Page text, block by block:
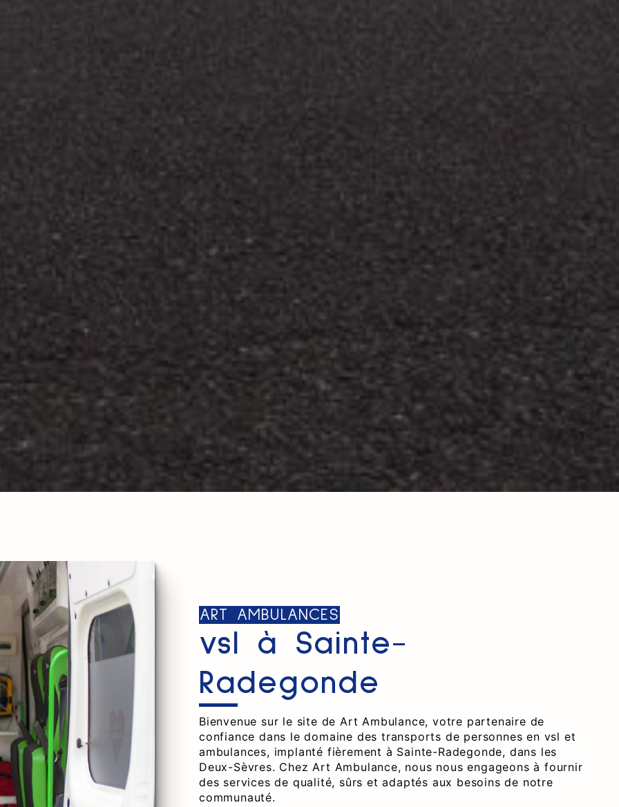
ART AMBULANCES
vsl à Sainte-
Radegonde
Bienvenue sur le site de Art Ambulance, votre partenaire de
confiance dans le domaine des transports de personnes en vsl et
ambulances, implanté fièrement à Sainte-Radegonde, dans les
Deux-Sèvres. Chez Art Ambulance, nous nous engageons à fournir
des services de qualité, sûrs et adaptés aux besoins de notre
communauté.